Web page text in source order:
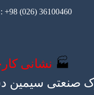
36100460 (026) 98+ : تلفکس
🏭 نشانی
صنعتی سیمین